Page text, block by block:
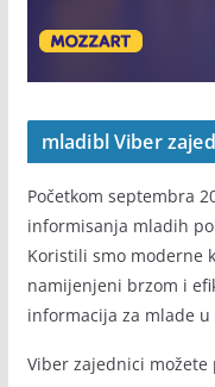
mladibl Viber
Početkom septembra
informisanja mladih
Koristili smo moderne
namijenjeni brzom i
informacija za mlade
Viber zajednici